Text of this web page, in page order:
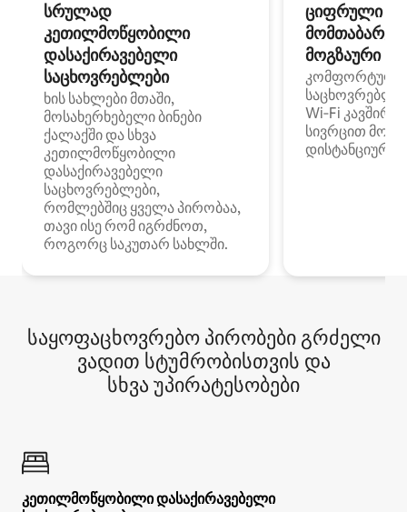
სრულად
კეთილმოწყობილი
დასაქირავებელი
საცხოვრებლები
ხის სახლები მთაში,
მოსახერხებელი ბინები
ქალაქში და სხვა
კეთილმოწყობილი
დასაქირავებელი
საცხოვრებლები,
რომლებშიც ყველა პირობაა,
თავი ისე რომ იგრძნოთ,
როგორც საკუთარ სახლში.
ციფრული
მოგზაური
კომფორტული
Wi‑Fi
სივრცით
დისტანციური
საყოფაცხოვრებო პირობები გრძელი
ვადით სტუმრობისთვის და
სხვა უპირატესობები
კეთილმოწყობილი დასაქირავებელი